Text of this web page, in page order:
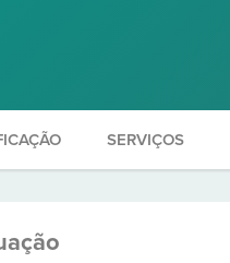
SERVIÇOS